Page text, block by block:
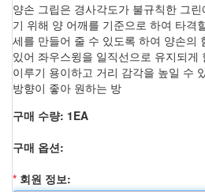
양손 그립은 경사각도가 불규칙한 그
기 위해 양 어깨를 기준으로 하여 타격
세를 만들어 줄 수 있도록 하여 양손의
있어 좌우스윙을 일직선으로 유지되게
이루기 용이하고 거리 감각을 높일 수
방향이 좋아 원하는 방
구매 수량: 1EA
구매 옵션:
* 회원 정보: